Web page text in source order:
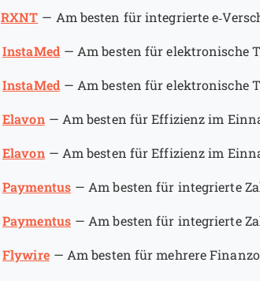
RXNT — Am besten für integrierte
InstaMed — Am besten für elektronische
InstaMed — Am besten für elektronische
Elavon — Am besten für Effizienz im
Elavon — Am besten für Effizienz im
Paymentus — Am besten für integrierte
Paymentus — Am besten für integrierte
Flywire — Am besten für mehrere